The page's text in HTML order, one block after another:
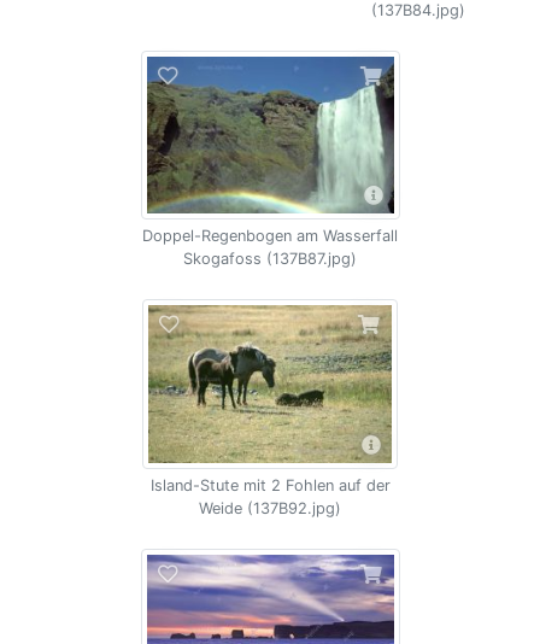
(137B84.jpg)
Doppel-Regenbogen am Wasserfall
Skogafoss (137B87.jpg)
Island-Stute mit 2 Fohlen auf der
Weide (137B92.jpg)